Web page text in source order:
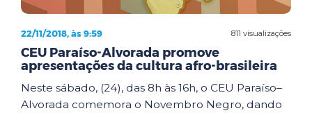
811 visualizações
22/11/2018, às 9:59
CEU Paraíso-Alvorada promove
apresentações da cultura afro-brasileira
Neste sábado, (24), das 8h às 16h, o CEU Paraíso–
Alvorada comemora o Novembro Negro, dando